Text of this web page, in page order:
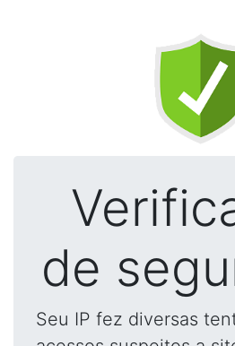
de
Seu IP fez diversas